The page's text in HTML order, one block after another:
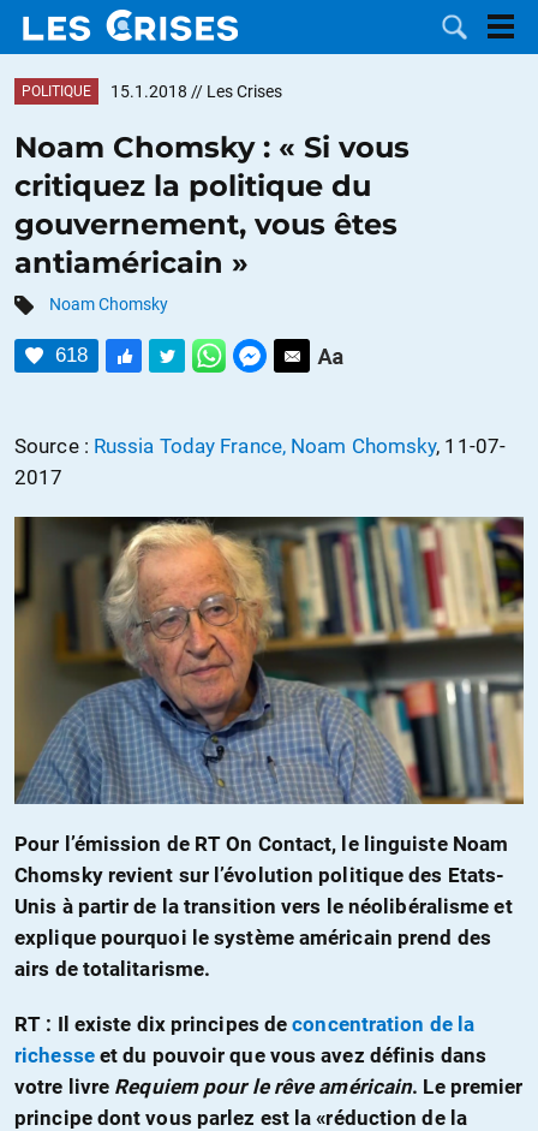
DOSSIERS
CATÉGORIES
CONTACTER
FAIRE UN
POLITIQUE 15.1.2018 // Les Crises
Noam Chomsky : « Si vous
critiquez la politique du
gouvernement, vous êtes
antiaméricain »
Noam Chomsky
618
Source : Russia Today France, Noam Chomsky, 11-07-
2017
Pour l’émission de RT On Contact, le linguiste Noam
Chomsky revient sur l’évolution politique des Etats-
Unis à partir de la transition vers le néolibéralisme et
explique pourquoi le système américain prend des
airs de totalitarisme.
RT : Il existe dix principes deconcentration de la
richesseet du pouvoir que vous avez définis dans
votre livre Requiem pour le rêve américain. Le premier
principe dont vous parlez est la «réduction de la